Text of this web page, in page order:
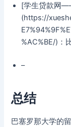
[学生贷款网
(https://
%AC%BE/)：
–
总结
巴塞罗那大学的